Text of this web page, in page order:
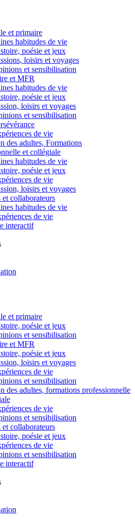
et primaire
habitudes de vie
poésie et jeux
loisirs et voyages
et sensibilisation
et MFR
habitudes de vie
poésie et jeux
loisirs et voyages
et sensibilisation
de vie
des adultes, Formations
et collégiale
habitudes de vie
poésie et jeux
de vie
loisirs et voyages
collaborateurs
habitudes de vie
de vie
interactif
et primaire
poésie et jeux
et sensibilisation
et MFR
poésie et jeux
loisirs et voyages
de vie
et sensibilisation
des adultes, formations professionnelle
de vie
et sensibilisation
collaborateurs
poésie et jeux
de vie
et sensibilisation
interactif